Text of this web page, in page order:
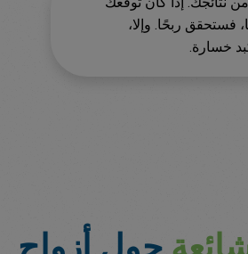
فستحقق ربحًا. وإلا،
خسارة.